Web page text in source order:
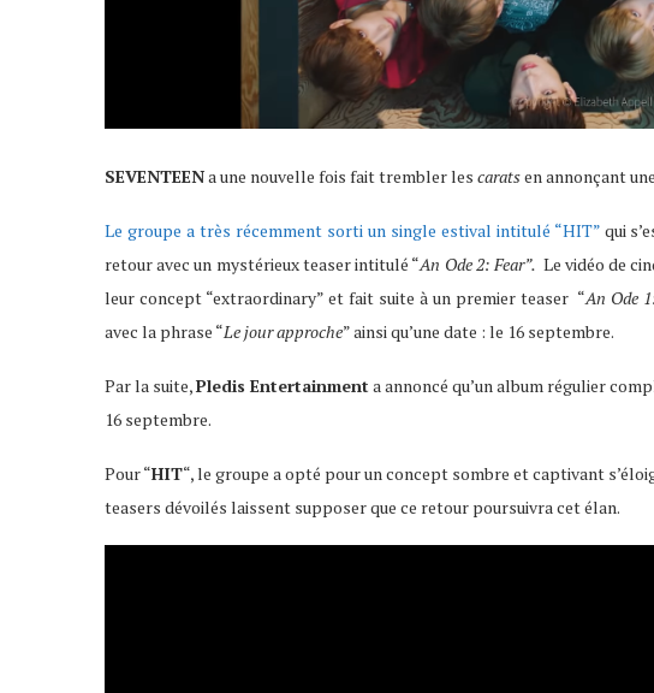
SEVENTEENa une nouvelle fois fait trembler les caratsen annonçant
Le groupe a très récemment sorti un single estival intitulé “HIT”qui
retour avec un mystérieux teaser intitulé “An Ode 2: Fear”. Le vidéo de
leur concept “extraordinary” et fait suite à un premier teaser “An Ode
avec la phrase “Le jour approche” ainsi qu’une date : le 16 septembre.
Par la suite,Pledis Entertainment a annoncé qu’un album régulier
16 septembre.
Pour “HIT“, le groupe a opté pour un concept sombre et captivant
teasers dévoilés laissent supposer que ce retour poursuivra cet élan.